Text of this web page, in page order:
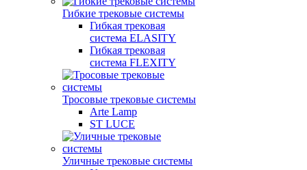
Гибкие трековые системы
Гибкая трековая
система ELASITY
Гибкая трековая
система FLEXITY
Тросовые трековые системы
Arte Lamp
ST LUCE
Уличные трековые системы